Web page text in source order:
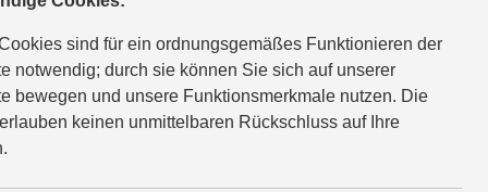
sind für ein ordnungsgemäßes Funktionieren der
notwendig; durch sie können Sie sich auf unserer
bewegen und unsere Funktionsmerkmale nutzen. Die
keinen unmittelbaren Rückschluss auf Ihre
hinterlegt ist
und Kontrolle der Motor